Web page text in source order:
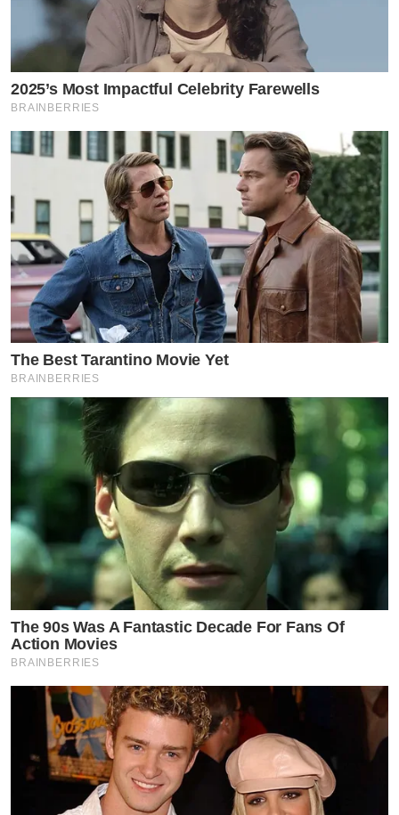
2025’s Most Impactful Celebrity Farewells
BRAINBERRIES
The Best Tarantino Movie Yet
BRAINBERRIES
The 90s Was A Fantastic Decade For Fans Of
Action Movies
BRAINBERRIES